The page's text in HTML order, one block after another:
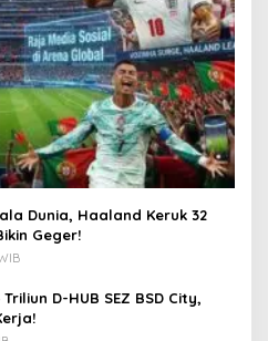
Dunia, Haaland Keruk 32
Geger!
D-HUB SEZ BSD City,